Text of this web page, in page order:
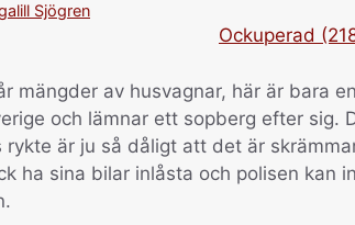
Sjögren
mängder av husvagnar, här är bara
och lämnar ett sopberg efter sig.
rykte är ju så dåligt att det är
ha sina bilar inlåsta och polisen kan